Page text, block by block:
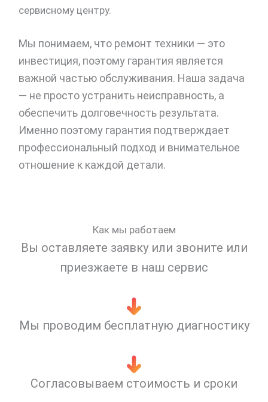
сервисному центру.
Мы понимаем, что ремонт техники — это
инвестиция, поэтому гарантия является
важной частью обслуживания. Наша задача
— не просто устранить неисправность, а
обеспечить долговечность результата.
Именно поэтому гарантия подтверждает
профессиональный подход и внимательное
отношение к каждой детали.
Как мы работаем
Вы оставляете заявку или звоните или
приезжаете в наш сервис
Мы проводим бесплатную диагностику
Согласовываем стоимость и сроки